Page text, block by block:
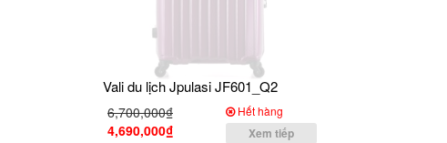
Vali du lịch Jpulasi JF601_Q2
6,700,000₫
4,690,000₫
Hết hàng
Xem tiếp